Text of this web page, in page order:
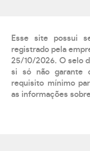
Esse site possui
registrado pela
25/10/2026. O selo
si só não garante
requisito mínimo
as informações